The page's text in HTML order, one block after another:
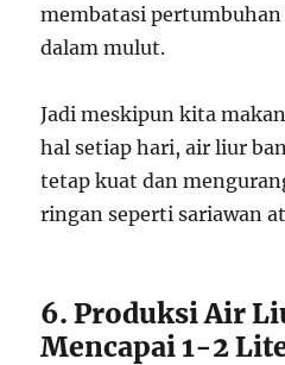
membatasi
dalam mulut.
Jadi meskipun kita
hal setiap hari, air liur
tetap kuat dan
ringan seperti sariawan
6. Produksi Air
Mencapai 1-2